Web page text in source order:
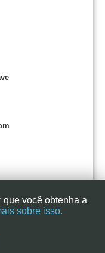
que você obtenha a
sobre isso.